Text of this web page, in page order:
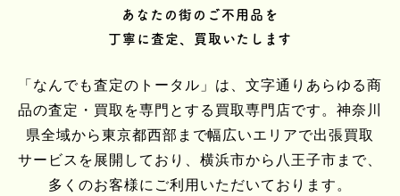
あなたの街のご不用品を
丁寧に査定、買取いたします
「なんでも査定のトータル」は、文字通りあらゆる商
品の査定・買取を専門とする買取専門店です。神奈川
県全域から東京都西部まで幅広いエリアで出張買取
サービスを展開しており、横浜市から八王子市まで、
多くのお客様にご利用いただいております。